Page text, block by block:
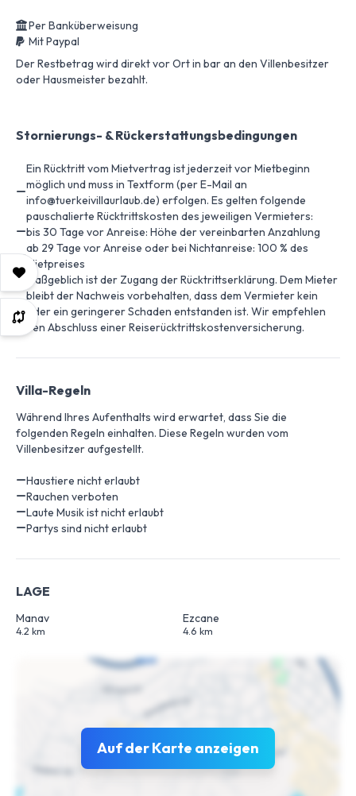
Per Banküberweisung
Mit Paypal
Der Restbetrag wird direkt vor Ort in bar an den Villenbesitzer
oder Hausmeister bezahlt.
Stornierungs- & Rückerstattungsbedingungen
Ein Rücktritt vom Mietvertrag ist jederzeit vor Mietbeginn
möglich und muss in Textform (per E-Mail an
info@tuerkeivillaurlaub.de) erfolgen. Es gelten folgende
pauschalierte Rücktrittskosten des jeweiligen Vermieters:
bis 30 Tage vor Anreise: Höhe der vereinbarten Anzahlung
ab 29 Tage vor Anreise oder bei Nichtanreise: 100 % des
Mietpreises
Maßgeblich ist der Zugang der Rücktrittserklärung. Dem Mieter
bleibt der Nachweis vorbehalten, dass dem Vermieter kein
oder ein geringerer Schaden entstanden ist. Wir empfehlen
den Abschluss einer Reiserücktrittskostenversicherung.
Villa-Regeln
Während Ihres Aufenthalts wird erwartet, dass Sie die
folgenden Regeln einhalten. Diese Regeln wurden vom
Villenbesitzer aufgestellt.
Haustiere nicht erlaubt
Rauchen verboten
Laute Musik ist nicht erlaubt
Partys sind nicht erlaubt
LAGE
Manav
4.2 km
Ezcane
4.6 km
Auf der Karte anzeigen